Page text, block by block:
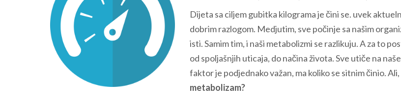
Dijeta sa ciljem gubitka kilograma je čini se. uvek
dobrim razlogom. Medjutim, sve počinje sa našim
isti. Samim tim, i naši metabolizmi se razlikuju. A za to
od spoljašnjih uticaja, do načina života. Sve utiče na
faktor je podjednako važan, ma koliko se sitnim činio. Ali,
metabolizam?